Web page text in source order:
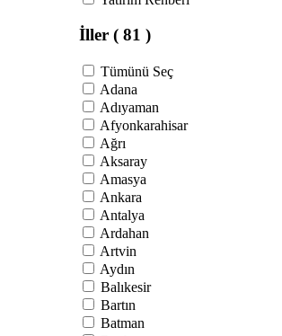
İller ( 81 )
Tümünü Seç
Adana
Adıyaman
Afyonkarahisar
Ağrı
Aksaray
Amasya
Ankara
Antalya
Ardahan
Artvin
Aydın
Balıkesir
Bartın
Batman